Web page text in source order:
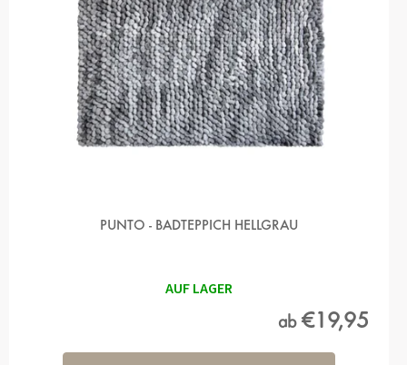
PUNTO - BADTEPPICH HELLGRAU
AUF LAGER
ab€19,95